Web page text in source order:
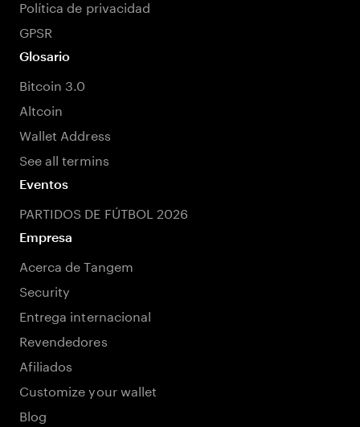
Política de privacidad
GPSR
Glosario
Bitcoin 3.0
Altcoin
Wallet Address
See all termins
Eventos
PARTIDOS DE FÚTBOL 2026
Empresa
Acerca de Tangem
Security
Entrega internacional
Revendedores
Afiliados
Customize your wallet
Blog